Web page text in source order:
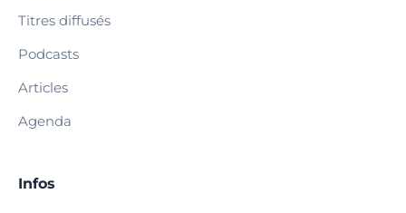
Titres diffusés
Podcasts
Articles
Agenda
Infos